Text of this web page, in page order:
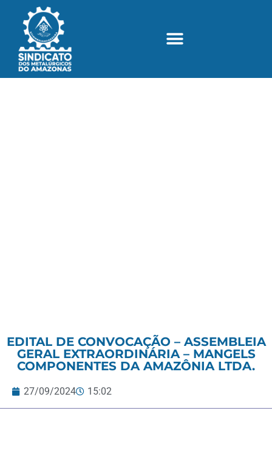
EDITAL DE CONVOCAÇÃO – ASSEMBLEIA
GERAL EXTRAORDINÁRIA – MANGELS
COMPONENTES DA AMAZÔNIA LTDA.
27/09/2024 15:02